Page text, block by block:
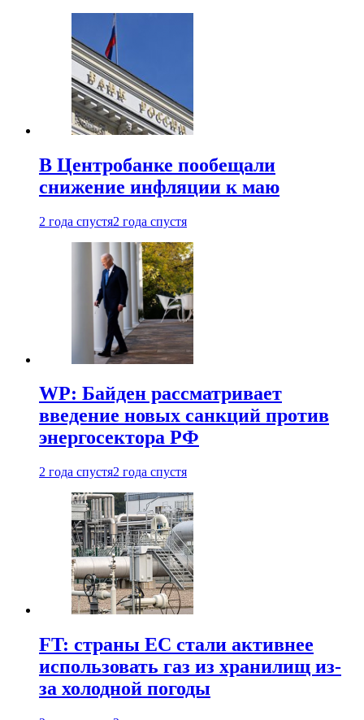
В Центробанке пообещали
снижение инфляции к маю
2 года спустя2 года спустя
WP: Байден рассматривает
введение новых санкций против
энергосектора РФ
2 года спустя2 года спустя
FT: страны ЕС стали активнее
использовать газ из хранилищ из-
за холодной погоды